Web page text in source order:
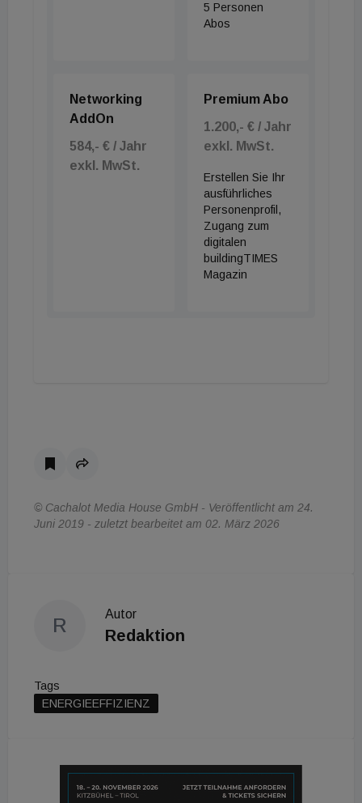
5 Personen
Abos
Networking
AddOn
584,- € / Jahr
exkl. MwSt.
Premium Abo
1.200,- € / Jahr
exkl. MwSt.
Erstellen Sie Ihr
ausführliches
Personenprofil,
Zugang zum
digitalen
buildingTIMES
Magazin
© Cachalot Media House GmbH - Veröffentlicht am 24.
Juni 2019 - zuletzt bearbeitet am 02. März 2026
R
Autor
Redaktion
Tags
ENERGIEEFFIZIENZ